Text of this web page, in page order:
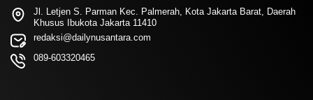
Jl. Letjen S. Parman Kec. Palmerah, Kota Jakarta Barat, Daerah
Khusus Ibukota Jakarta 11410
redaksi@dailynusantara.com
089-603320465